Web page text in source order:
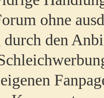
ohne
durch den